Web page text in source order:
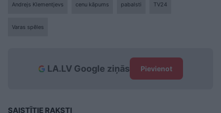
Andrejs Klementjevs cenu kāpums pabalsti TV24
Varas spēles
LA.LV Google ziņās Pievienot
SAISTĪTIE RAKSTI